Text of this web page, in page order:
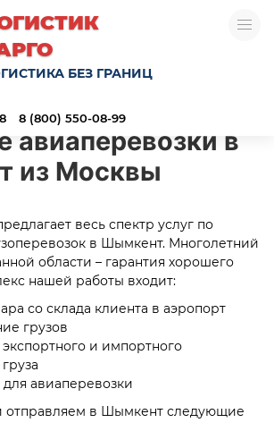
БЕЗ ГРАНИЦ
8 (800) 550-08-99
авиаперевозки в
из Москвы
весь спектр услуг по
в Шымкент. Многолетний
области – гарантия хорошего
нашей работы входит:
со склада клиента в аэропорт
грузов
и импортного
авиаперевозки
в Шымкент следующие